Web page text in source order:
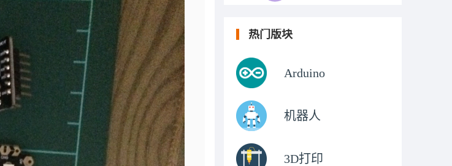
热门版块
Arduino
机器人
3D打印